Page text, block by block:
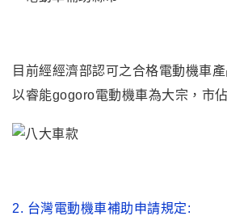
目前經經濟部認可之合格電動機車
以睿能gogoro電動機車為大宗，市
2. 台灣電動機車補助申請規定: